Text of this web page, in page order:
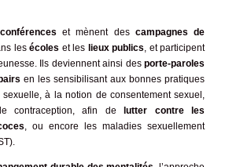
conférenceset mènent descampagnes de
lesécoles et les lieux publics , et participent
Ils deviennent ainsi desporte-paroles
en les sensibilisant aux bonnes pratiques
à la notion de consentement sexuel,
contraception, afin delutter contre les
, ou encore les maladies sexuellement